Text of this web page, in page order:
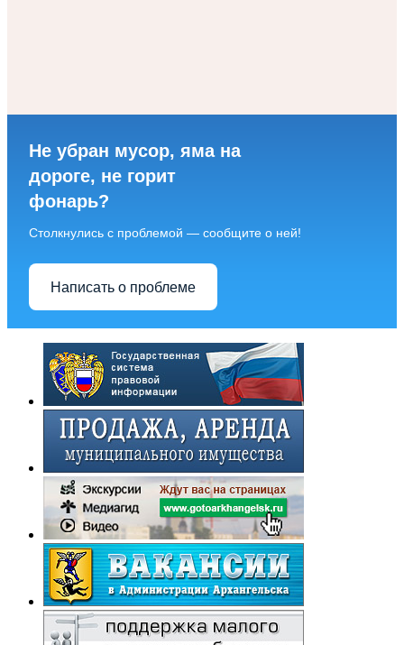
Не убран мусор, яма на
дороге, не горит
фонарь?
Столкнулись с проблемой — сообщите о ней!
Написать о проблеме